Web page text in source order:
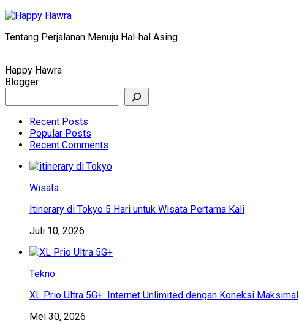
Skip
content
Tentang Perjalanan Menuju Hal-hal Asing
Happy Hawra
Blogger
Recent Posts
Popular Posts
Recent Comments
Wisata
Itinerary di Tokyo 5 Hari untuk Wisata Pertama Kali
Juli 10, 2026
Tekno
XL Prio Ultra 5G+: Internet Unlimited dengan Koneksi Maksimal
Mei 30, 2026